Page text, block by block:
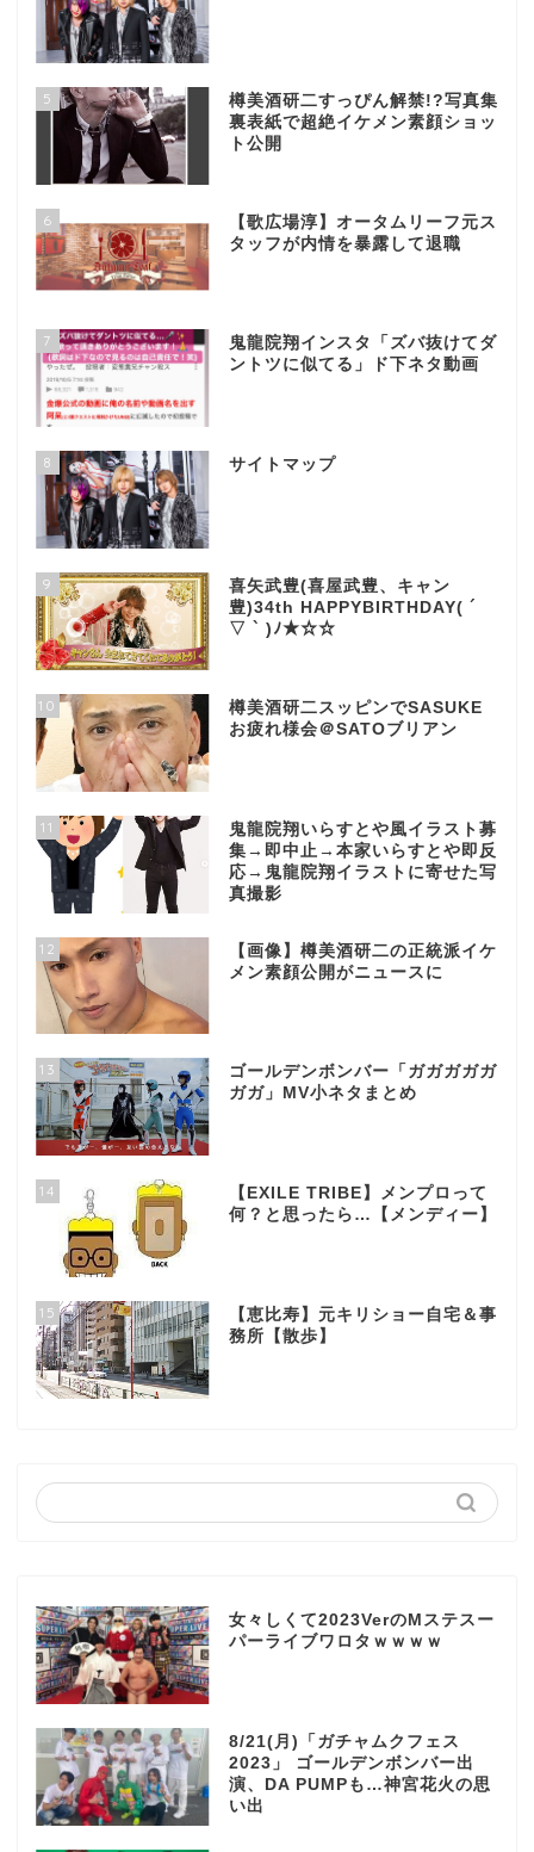
5
樽美酒研二すっぴん解禁!?写真集
裏表紙で超絶イケメン素顔ショッ
ト公開
6
【歌広場淳】オータムリーフ元ス
タッフが内情を暴露して退職
7
鬼龍院翔インスタ「ズバ抜けてダ
ントツに似てる」ド下ネタ動画
8 サイトマップ
9
喜矢武豊(喜屋武豊、キャン
豊)34th HAPPYBIRTHDAY( ´
▽ ` )ﾉ★☆☆
10
樽美酒研二スッピンでSASUKE
お疲れ様会＠SATOブリアン
11
鬼龍院翔いらすとや風イラスト募
集→即中止→本家いらすとや即反
応→鬼龍院翔イラストに寄せた写
真撮影
12
【画像】樽美酒研二の正統派イケ
メン素顔公開がニュースに
13
ゴールデンボンバー「ガガガガガ
ガガ」MV小ネタまとめ
14
【EXILE TRIBE】メンプロって
何？と思ったら…【メンディー】
15
【恵比寿】元キリショー自宅＆事
務所【散歩】
女々しくて2023VerのMステスー
パーライブワロタｗｗｗｗ
8/21(月)「ガチャムクフェス
2023」 ゴールデンボンバー出
演、DA PUMPも…神宮花火の思
い出